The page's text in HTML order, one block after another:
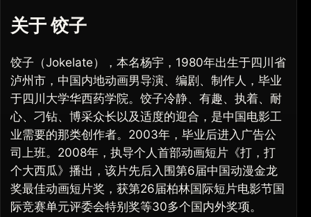
关于 饺子
饺子（Jokelate），本名杨宇，1980年出生于四川省
泸州市，中国内地动画男导演、编剧、制作人，毕业
于四川大学华西药学院。饺子冷静、有趣、执着、耐
心、刁钻、博采众长以及适度的迎合，是中国电影工
业需要的那类创作者。2003年，毕业后进入广告公
司上班。2008年，执导个人首部动画短片《打，打
个大西瓜》播出，该片先后入围第6届中国动漫金龙
奖最佳动画短片奖，获第26届柏林国际短片电影节国
际竞赛单元评委会特别奖等30多个国内外奖项。